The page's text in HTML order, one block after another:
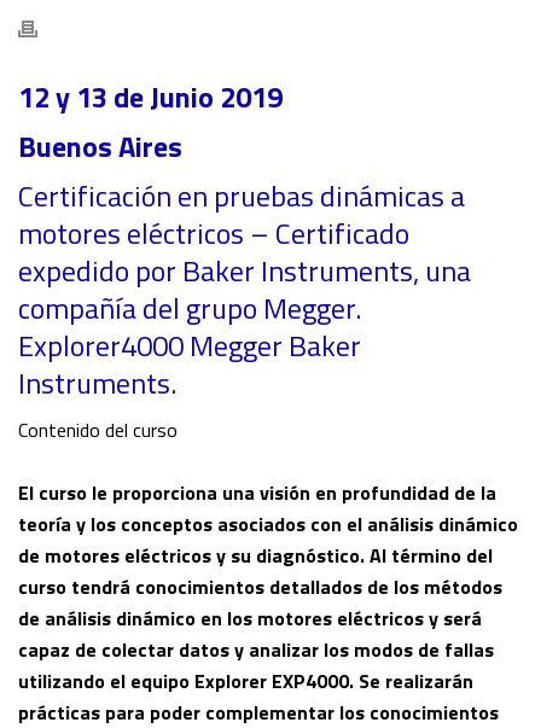
12 y 13 de Junio 2019
Buenos Aires
Certificación en pruebas dinámicas a
motores eléctricos – Certificado
expedido por Baker Instruments, una
compañía del grupo Megger.
Explorer4000 Megger Baker
Instruments.
Contenido del curso
El curso le proporciona una visión en profundidad de la
teoría y los conceptos asociados con el análisis dinámico
de motores eléctricos y su diagnóstico. Al término del
curso tendrá conocimientos detallados de los métodos
de análisis dinámico en los motores eléctricos y será
capaz de colectar datos y analizar los modos de fallas
utilizando el equipo Explorer EXP4000. Se realizarán
prácticas para poder complementar los conocimientos